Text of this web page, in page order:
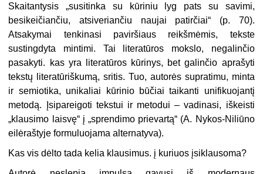
Skaitantysis „su­sitinka su kūriniu lyg pats su savi­mi,
besikeičiančiu, atsiveriančiu naujai patirčiai“ (p. 70).
Atsakymai tenkinasi paviršiaus reikšmėmis, tekste
sustingdyta mintimi. Tai li­teratūros mokslo, negalinčio
pasaky­ti. kas yra literatūros kūrinys, bet galinčio aprašyti
tekstų literatūriškumą, sritis. Tuo, autorės supra­timu, minta
ir semiotika, unikaliai kūrinio būčiai taikanti unifikuojan­tį
metodą. Įsipareigoti tekstui ir me­todui – vadinasi, iškeisti
„klausimo laisvę“ į „sprendimo prievartą“ (A. Nykos-Niliūno
eilėraštyje formuluo­jama alternatyva).
Kas vis dėlto tada kelia klausi­mus. į kuriuos įsiklausoma?